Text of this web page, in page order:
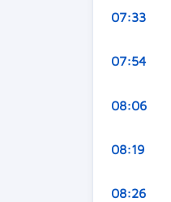
07:33
07:54
08:06
08:19
08:26